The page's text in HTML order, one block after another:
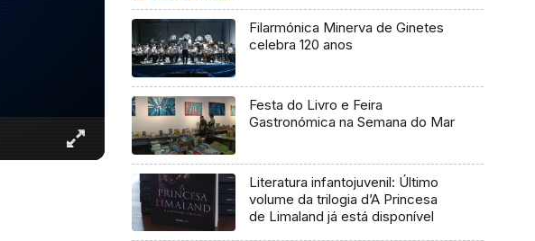
Filarmónica Minerva de Ginetes
celebra 120 anos
Festa do Livro e Feira
Gastronómica na Semana do Mar
Literatura infantojuvenil: Último
volume da trilogia d’A Princesa
de Limaland já está disponível